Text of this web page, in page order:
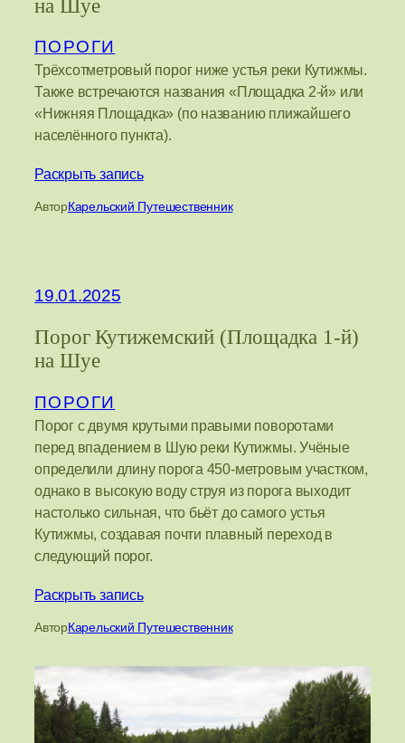
на Шуе
ПОРОГИ
Трёхсотметровый порог ниже устья реки Кутижмы.
Также встречаются названия «Площадка 2-й» или
«Нижняя Площадка» (по названию плижайшего
населённого пункта).
Раскрыть запись
АвторКарельский Путешественник
19.01.2025
Порог Кутижемский (Площадка 1-й)
на Шуе
ПОРОГИ
Порог с двумя крутыми правыми поворотами
перед впадением в Шую реки Кутижмы. Учёные
определили длину порога 450-метровым участком,
однако в высокую воду струя из порога выходит
настолько сильная, что бьёт до самого устья
Кутижмы, создавая почти плавный переход в
следующий порог.
Раскрыть запись
АвторКарельский Путешественник